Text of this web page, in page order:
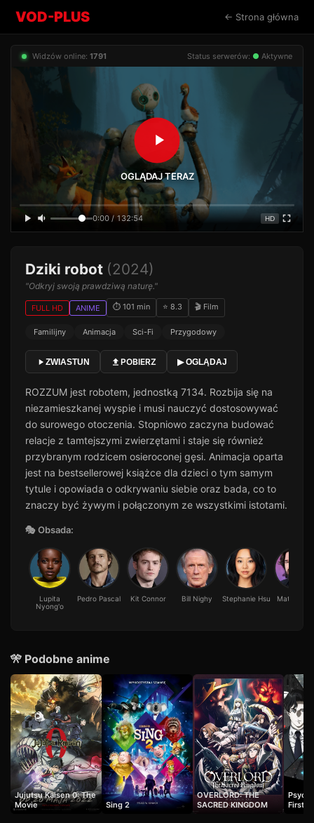
VOD-PLUS ← Strona główna
Widzów online: 1797 Status serwerów: ● Aktywne
OGLĄDAJ TERAZ
0:00 / 132:54 HD
Dziki robot (2024)
"Odkryj swoją prawdziwą naturę."
FULL HD ANIME ⏱ 101 min ⭐ 8.3 🎬 Film
Familijny Animacja Sci-Fi Przygodowy
ZWIASTUN POBIERZ ▶ OGLĄDAJ
ROZZUM jest robotem, jednostką 7134. Rozbija się na
niezamieszkanej wyspie i musi nauczyć dostosowywać
do surowego otoczenia. Stopniowo zaczyna budować
relacje z tamtejszymi zwierzętami i staje się również
przybranym rodzicem osieroconej gęsi. Animacja oparta
jest na bestsellerowej książce dla dzieci o tym samym
tytule i opowiada o odkrywaniu siebie oraz bada, co to
znaczy być żywym i połączonym ze wszystkimi istotami.
🎭 Obsada:
Lupita
Nyong'o
Pedro Pascal Kit Connor Bill Nighy Stephanie Hsu Matt Berry
🎌 Podobne anime
Jujutsu Kaisen 0: The
Movie
Sing 2
OVERLORD: THE
SACRED KINGDOM
First